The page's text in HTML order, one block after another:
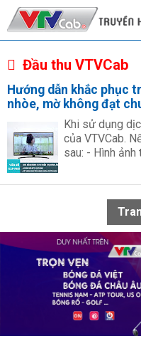
Đầu thu VTVCab
Hướng dẫn khắc phục
nhòe, mờ không đạt
Khi sử dụng
của VTVCab.
sau: - Hình ảnh